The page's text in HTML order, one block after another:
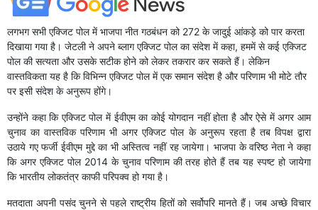
लगभग सभी एक्जिट पोल में भाजपा नीत गठबंधन को 272 के जादुई आंकड़े को पार करता
दिखाया गया है। जेटली ने अपने ब्लाग एक्जिट पोल का संदेश में कहा, हममें से कई एक्जिट
पोल की सत्यता और उसके सटीक होने को लेकर तकरार कर सकते हैं। लेकिन
वास्तविकता यह है कि विभिन्न एक्जिट पोल में एक समान संदेश है और परिणाम भी मोटे तौर
पर इसी संदेश के अनुरूप होंगे।
उन्होंने कहा कि एक्जिट पोल में ईवीएम का कोई योगदान नहीं होता है और ऐसे में अगर आम
चुनाव का वास्तविक परिणाम भी अगर एक्जिट पोल के अनुरूप रहता है तब विपक्ष द्वारा
उठाये गए फर्जी ईवीएम मुद्दे का भी अस्तित्व नहीं रह जायेगा। भाजपा के वरिष्ठ नेता ने कहा
कि अगर एक्जिट पोल 2014 के चुनाव परिणाम की तरह होते हैं तब यह स्पष्ट हो जायेगा
कि भारतीय लोकतंत्र काफी परिपक्व हो गया है।
मतदाता अपनी पसंद चुनने से पहले राष्ट्रीय हितों को सर्वोपरि मानते हैं। जब अच्छे विचार